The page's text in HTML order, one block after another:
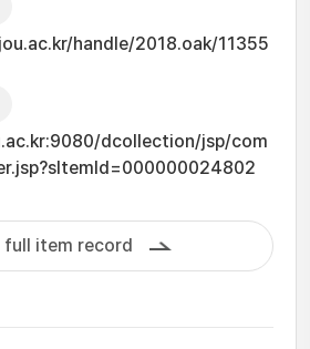
handle/2018.oak/11355
dcollection/jsp/com
full item record